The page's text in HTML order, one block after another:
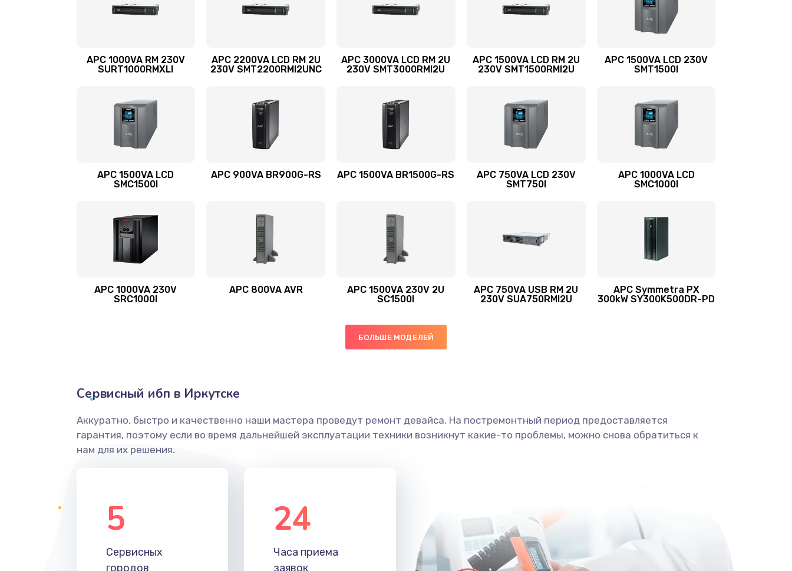
APC 1000VA RM 230V
SURT1000RMXLI
APC 2200VA LCD RM 2U
230V SMT2200RMI2UNC
APC 3000VA LCD RM 2U
230V SMT3000RMI2U
APC 1500VA LCD RM 2U
230V SMT1500RMI2U
APC 1500VA LCD 230V
SMT1500I
APC 1500VA LCD
SMC1500I
APC 900VA BR900G-RS APC 1500VA BR1500G-RS
APC 750VA LCD 230V
SMT750I
APC 1000VA LCD
SMC1000I
APC 1000VA 230V
SRC1000I
APC 800VA AVR
APC 1500VA 230V 2U
SC1500I
APC 750VA USB RM 2U
230V SUA750RMI2U
APC Symmetra PX
300kW SY300K500DR-PD
БОЛЬШЕ МОДЕЛЕЙ
Сервисный ибп в Иркутске
Аккуратно, быстро и качественно наши мастера проведут ремонт девайса. На постремонтный период предоставляется
гарантия, поэтому если во время дальнейшей эксплуатации техники возникнут какие-то проблемы, можно снова обратиться к
нам для их решения.
5
Сервисных
городов
24
Часа приема
заявок